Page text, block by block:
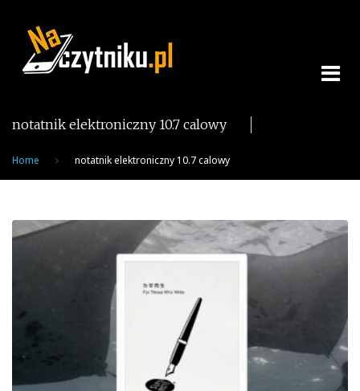
content
notatnik elektroniczny 10.7 calowy
Home notatnik elektroniczny 10.7 calowy
Tag:
notatnik
elektroniczny
10.7